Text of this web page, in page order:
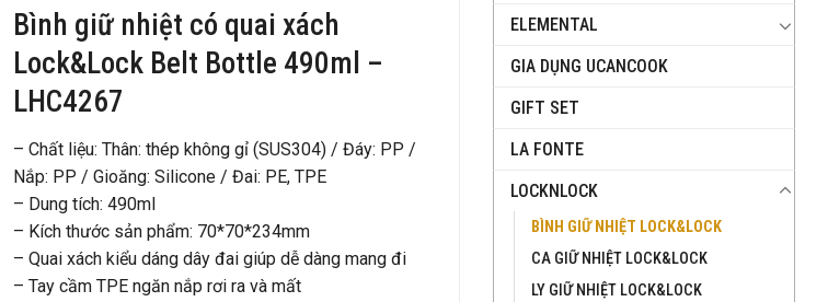
ELEMENTAL
GIA DỤNG UCANCOOK
GIFT SET
LA FONTE
LOCKNLOCK
BÌNH GIỮ NHIỆT LOCK&LOCK
CA GIỮ NHIỆT LOCK&LOCK
LY GIỮ NHIỆT LOCK&LOCK
Bình giữ nhiệt có quai xách
Lock&Lock Belt Bottle 490ml –
LHC4267
– Chất liệu: Thân: thép không gỉ (SUS304) / Đáy: PP /
Nắp: PP / Gioăng: Silicone / Đai: PE, TPE
– Dung tích: 490ml
– Kích thước sản phẩm: 70*70*234mm
– Quai xách kiểu dáng dây đai giúp dễ dàng mang đi
– Tay cầm TPE ngăn nắp rơi ra và mất